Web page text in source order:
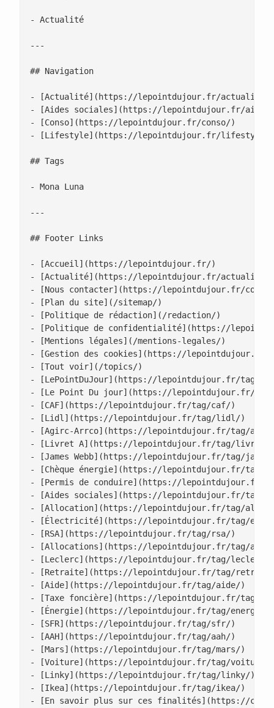
- Actualité
---
## Navigation
- [Actualité](https://lepointdujour.fr/actualite/)
- [Aides sociales](https://lepointdujour.fr/
- [Conso](https://lepointdujour.fr/conso/)
- [Lifestyle](https://lepointdujour.fr/lifestyle/)
## Tags
- Mona Luna
---
## Footer Links
- [Accueil](https://lepointdujour.fr/)
- [Actualité](https://lepointdujour.fr/actualite/)
- [Nous contacter](https://lepointdujour.fr/
- [Plan du site](/sitemap/)
- [Politique de rédaction](/redaction/)
- [Politique de confidentialité](https://
- [Mentions légales](/mentions-legales/)
- [Gestion des cookies](https://lepointdujour.fr/
- [Tout voir](/topics/)
- [LePointDuJour](https://lepointdujour.fr/tag/
- [Le Point Du jour](https://lepointdujour.fr/
- [CAF](https://lepointdujour.fr/tag/caf/)
- [Lidl](https://lepointdujour.fr/tag/lidl/)
- [Agirc-Arrco](https://lepointdujour.fr/tag/
- [Livret A](https://lepointdujour.fr/tag/livret-
- [James Webb](https://lepointdujour.fr/tag/james-
- [Chèque énergie](https://lepointdujour.fr/tag/
- [Permis de conduire](https://lepointdujour.fr/
- [Aides sociales](https://lepointdujour.fr/tag/
- [Allocation](https://lepointdujour.fr/tag/
- [Électricité](https://lepointdujour.fr/tag/
- [RSA](https://lepointdujour.fr/tag/rsa/)
- [Allocations](https://lepointdujour.fr/tag/
- [Leclerc](https://lepointdujour.fr/tag/leclerc/)
- [Retraite](https://lepointdujour.fr/tag/
- [Aide](https://lepointdujour.fr/tag/aide/)
- [Taxe foncière](https://lepointdujour.fr/tag/
- [Énergie](https://lepointdujour.fr/tag/energie/)
- [SFR](https://lepointdujour.fr/tag/sfr/)
- [AAH](https://lepointdujour.fr/tag/aah/)
- [Mars](https://lepointdujour.fr/tag/mars/)
- [Voiture](https://lepointdujour.fr/tag/voiture/)
- [Linky](https://lepointdujour.fr/tag/linky/)
- [Ikea](https://lepointdujour.fr/tag/ikea/)
- [En savoir plus sur ces finalités](https://